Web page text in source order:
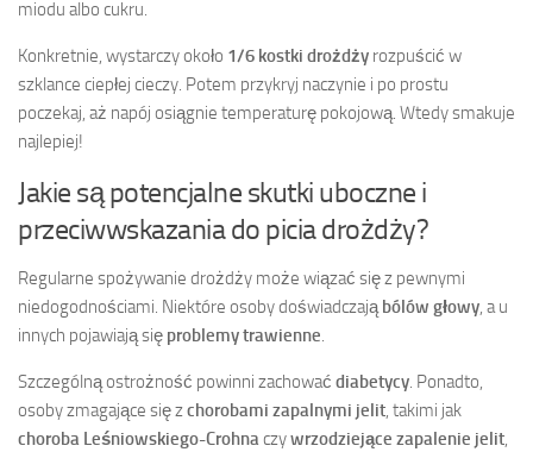
miodu albo cukru.
Konkretnie, wystarczy około 1/6 kostki drożdży rozpuścić w
szklance ciepłej cieczy. Potem przykryj naczynie i po prostu
poczekaj, aż napój osiągnie temperaturę pokojową. Wtedy smakuje
najlepiej!
Jakie są potencjalne skutki uboczne i
przeciwwskazania do picia drożdży?
Regularne spożywanie drożdży może wiązać się z pewnymi
niedogodnościami. Niektóre osoby doświadczająbólów głowy, a u
innych pojawiają się problemy trawienne.
Szczególną ostrożność powinni zachować diabetycy. Ponadto,
osoby zmagające się zchorobami zapalnymi jelit, takimi jak
choroba Leśniowskiego-Crohnaczywrzodziejące zapalenie jelit,